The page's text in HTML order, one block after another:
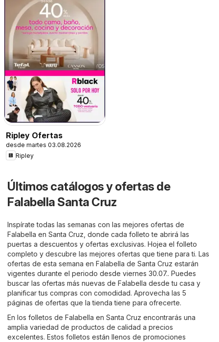
Ripley Ofertas
desde martes 03.08.2026
Ripley
Últimos catálogos y ofertas de
Falabella Santa Cruz
Inspírate todas las semanas con las mejores ofertas de
Falabella en Santa Cruz, donde cada folleto te abrirá las
puertas a descuentos y ofertas exclusivas. Hojea el folleto
completo y descubre las mejores ofertas que tiene para ti. Las
ofertas de esta semana en Falabella de Santa Cruz estarán
vigentes durante el periodo desde viernes 30.07.. Puedes
buscar las ofertas más nuevas de Falabella desde tu casa y
planificar tus compras con comodidad. Aprovecha las 5
páginas de ofertas que la tienda tiene para ofrecerte.
En los folletos de Falabella en Santa Cruz encontrarás una
amplia variedad de productos de calidad a precios
excelentes. Estos folletos están llenos de promociones